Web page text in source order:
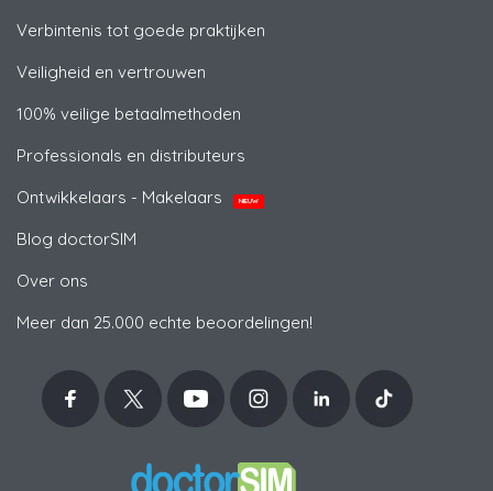
Verbintenis tot goede praktijken
Veiligheid en vertrouwen
100% veilige betaalmethoden
Professionals en distributeurs
Ontwikkelaars - Makelaars
NIEUW
Blog doctorSIM
Over ons
Meer dan 25.000 echte beoordelingen!